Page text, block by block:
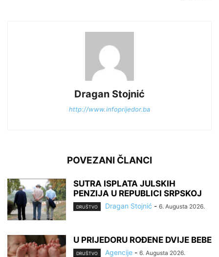
Dragan Stojnić
http://www.infoprijedor.ba
POVEZANI ČLANCI
SUTRA ISPLATA JULSKIH
PENZIJA U REPUBLICI SRPSKOJ
DRUŠTVO Dragan Stojnić - 6. Augusta 2026.
U PRIJEDORU ROĐENE DVIJE BEBE
DRUŠTVO Agencije - 6. Augusta 2026.